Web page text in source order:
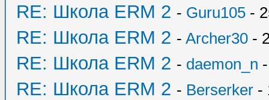
RE: Школа ERM 2 - Guru105 -
RE: Школа ERM 2 - Archer30 -
RE: Школа ERM 2 - daemon_n
RE: Школа ERM 2 - Berserker -